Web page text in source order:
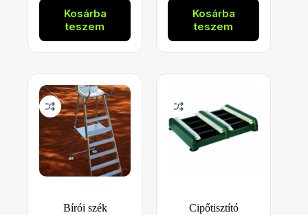
Kosárba
teszem
Kosárba
teszem
Bírói szék
Cipőtisztító